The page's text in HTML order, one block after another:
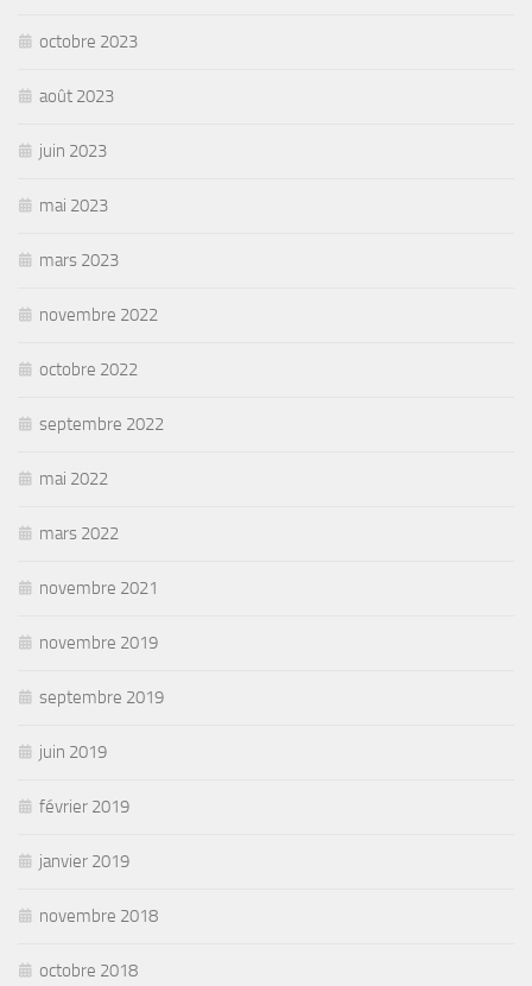
octobre 2023
août 2023
juin 2023
mai 2023
mars 2023
novembre 2022
octobre 2022
septembre 2022
mai 2022
mars 2022
novembre 2021
novembre 2019
septembre 2019
juin 2019
février 2019
janvier 2019
novembre 2018
octobre 2018